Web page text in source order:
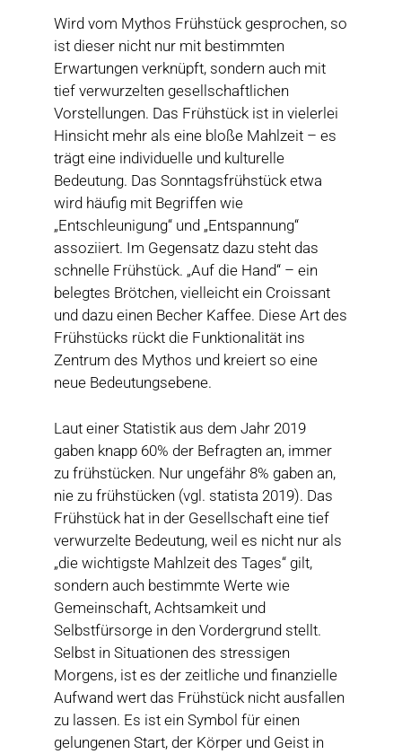
Wird vom Mythos Frühstück gesprochen, so
ist dieser nicht nur mit bestimmten
Erwartungen verknüpft, sondern auch mit
tief verwurzelten gesellschaftlichen
Vorstellungen. Das Frühstück ist in vielerlei
Hinsicht mehr als eine bloße Mahlzeit – es
trägt eine individuelle und kulturelle
Bedeutung. Das Sonntagsfrühstück etwa
wird häufig mit Begriffen wie
„Entschleunigung“ und „Entspannung“
assoziiert. Im Gegensatz dazu steht das
schnelle Frühstück. „Auf die Hand“ – ein
belegtes Brötchen, vielleicht ein Croissant
und dazu einen Becher Kaffee. Diese Art des
Frühstücks rückt die Funktionalität ins
Zentrum des Mythos und kreiert so eine
neue Bedeutungsebene.
Laut einer Statistik aus dem Jahr 2019
gaben knapp 60% der Befragten an, immer
zu frühstücken. Nur ungefähr 8% gaben an,
nie zu frühstücken (vgl. statista 2019). Das
Frühstück hat in der Gesellschaft eine tief
verwurzelte Bedeutung, weil es nicht nur als
„die wichtigste Mahlzeit des Tages“ gilt,
sondern auch bestimmte Werte wie
Gemeinschaft, Achtsamkeit und
Selbstfürsorge in den Vordergrund stellt.
Selbst in Situationen des stressigen
Morgens, ist es der zeitliche und finanzielle
Aufwand wert das Frühstück nicht ausfallen
zu lassen. Es ist ein Symbol für einen
gelungenen Start, der Körper und Geist in